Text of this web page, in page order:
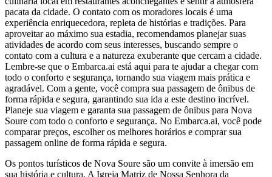
pacata da cidade. O contato com os moradores locais é uma
experiência enriquecedora, repleta de histórias e tradições. Para
aproveitar ao máximo sua estadia, recomendamos planejar suas
atividades de acordo com seus interesses, buscando sempre o
contato com a cultura e a natureza exuberante que cercam a cidade.
Lembre-se que o Embarca.ai está aqui para te ajudar a chegar com
todo o conforto e segurança, tornando sua viagem mais prática e
agradável. Com a gente, você compra sua passagem de ônibus de
forma rápida e segura, garantindo sua ida a este destino incrível.
Planeje sua viagem e garanta sua passagem de ônibus para Nova
Soure com todo o conforto e segurança. No Embarca.ai, você pode
comparar preços, escolher os melhores horários e comprar sua
passagem online de forma rápida e segura.
Os pontos turísticos de Nova Soure são um convite à imersão em
sua história e cultura. A Igreja Matriz de Nossa Senhora da